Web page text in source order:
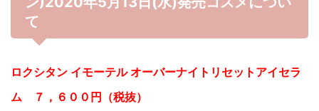
て
ロクシタン イモーテル オーバーナイトリセットアイセラ
ム ７，６００円（税抜）